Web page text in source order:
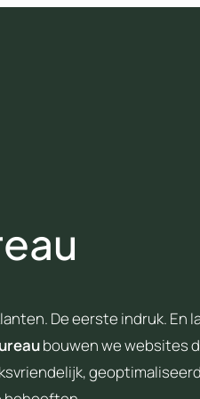
De eerste indruk. En
bouwen we websites